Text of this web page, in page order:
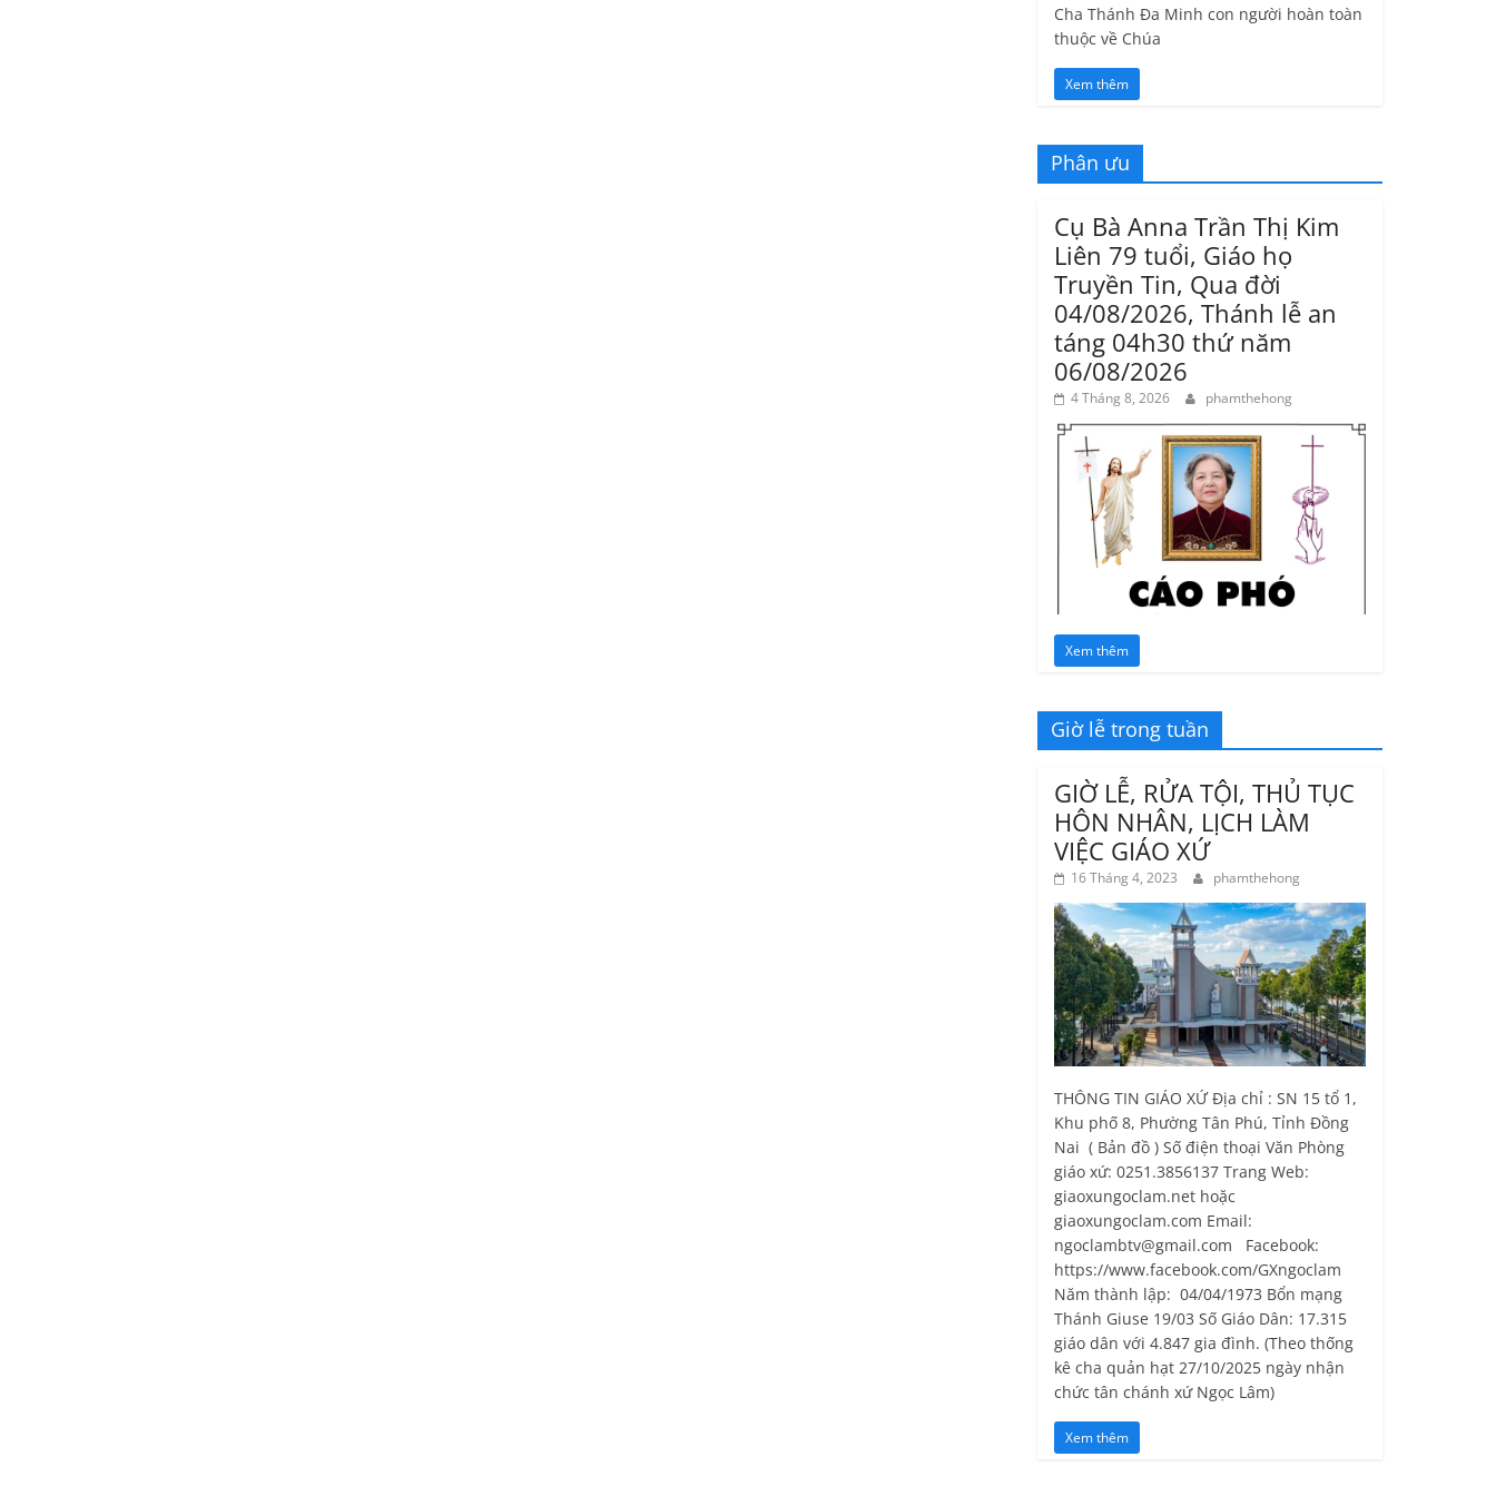
Cha Thánh Đa Minh con người hoàn toàn
thuộc về Chúa
Xem thêm
Phân ưu
Cụ Bà Anna Trần Thị Kim
Liên 79 tuổi, Giáo họ
Truyền Tin, Qua đời
04/08/2026, Thánh lễ an
táng 04h30 thứ năm
06/08/2026
4 Tháng 8, 2026 phamthehong
Xem thêm
Giờ lễ trong tuần
GIỜ LỄ, RỬA TỘI, THỦ TỤC
HÔN NHÂN, LỊCH LÀM
VIỆC GIÁO XỨ
16 Tháng 4, 2023 phamthehong
THÔNG TIN GIÁO XỨ Địa chỉ : SN 15 tổ 1,
Khu phố 8, Phường Tân Phú, Tỉnh Ðồng
Nai ( Bản đồ ) Số điện thoại Văn Phòng
giáo xứ: 0251.3856137 Trang Web:
giaoxungoclam.net hoặc
giaoxungoclam.com Email:
ngoclambtv@gmail.com Facebook:
https://www.facebook.com/GXngoclam
Năm thành lập: 04/04/1973 Bổn mạng
Thánh Giuse 19/03 Số Giáo Dân: 17.315
giáo dân với 4.847 gia đình. (Theo thống
kê cha quản hạt 27/10/2025 ngày nhận
chức tân chánh xứ Ngọc Lâm)
Xem thêm